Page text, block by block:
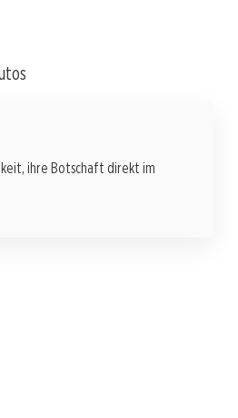
ihre Botschaft direkt im